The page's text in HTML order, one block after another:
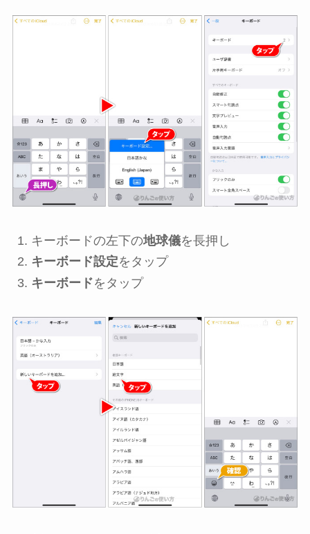
キーボードの左下の地球儀を長押し
キーボード設定をタップ
キーボードをタップ